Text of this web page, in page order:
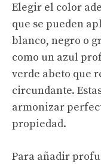
Elegir el color
que se pueden
blanco, negro o
como un azul
verde abeto que
circundante.
armonizar
propiedad.
Para añadir